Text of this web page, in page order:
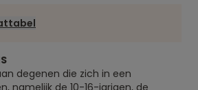
degenen die zich in een
namelijk de 10-16-jarigen, de